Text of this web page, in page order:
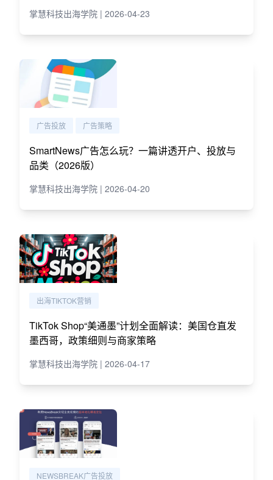
掌慧科技出海学院 | 2026-04-23
广告投放 广告策略
SmartNews广告怎么玩？一篇讲透开户、投放与
品类（2026版）
掌慧科技出海学院 | 2026-04-20
出海TIKTOK营销
TikTok Shop“美通墨”计划全面解读：美国仓直发
墨西哥，政策细则与商家策略
掌慧科技出海学院 | 2026-04-17
NEWSBREAK广告投放